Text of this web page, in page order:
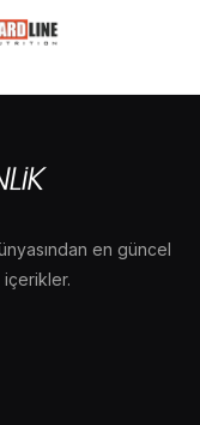
en güncel